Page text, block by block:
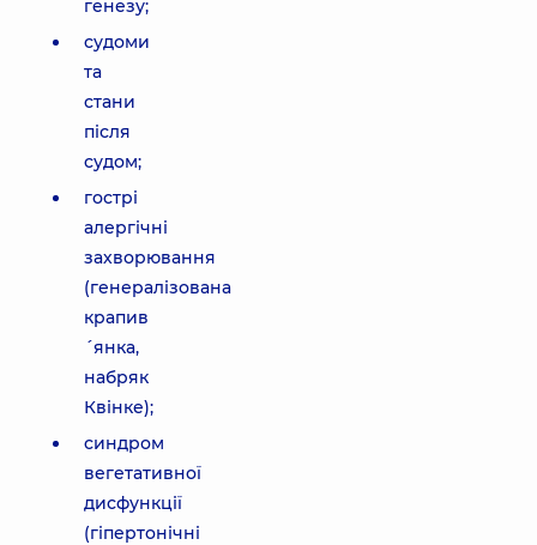
генезу;
судоми
та
стани
після
судом;
гострі
алергічні
захворювання
(генералізована
крапив
´янка,
набряк
Квінке);
синдром
вегетативної
дисфункції
(гіпертонічні